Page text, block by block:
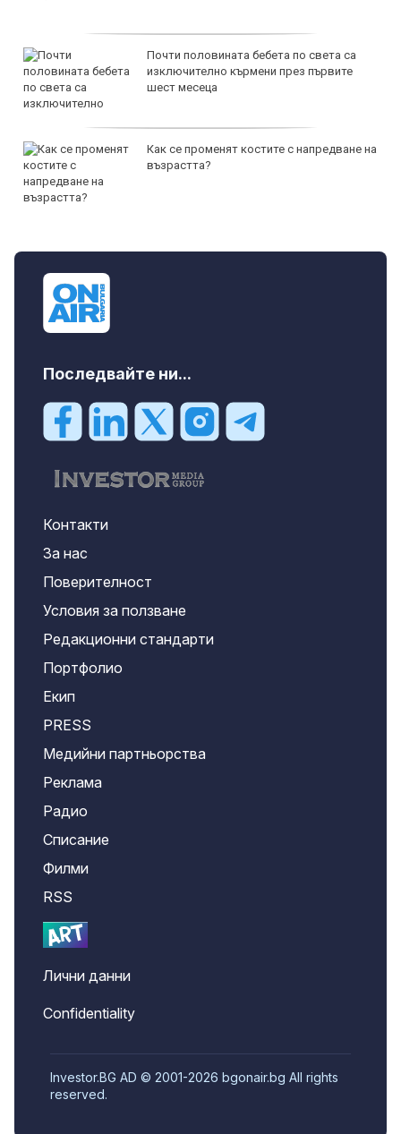
Почти половината бебета по света са
изключително кърмени през първите
шест месеца
Как се променят костите с напредване на
възрастта?
Последвайте ни...
Контакти
За нас
Поверителност
Условия за ползване
Редакционни стандарти
Портфолио
Екип
PRESS
Медийни партньорства
Реклама
Радио
Списание
Филми
RSS
Лични данни
Confidentiality
Investor.BG AD © 2001-2026 bgonair.bg All rights
reserved.